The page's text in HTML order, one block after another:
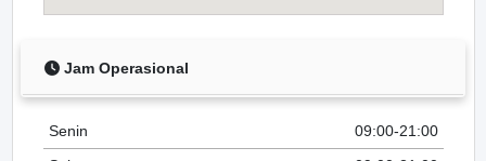
Jam Operasional
Senin
09:00-21:00